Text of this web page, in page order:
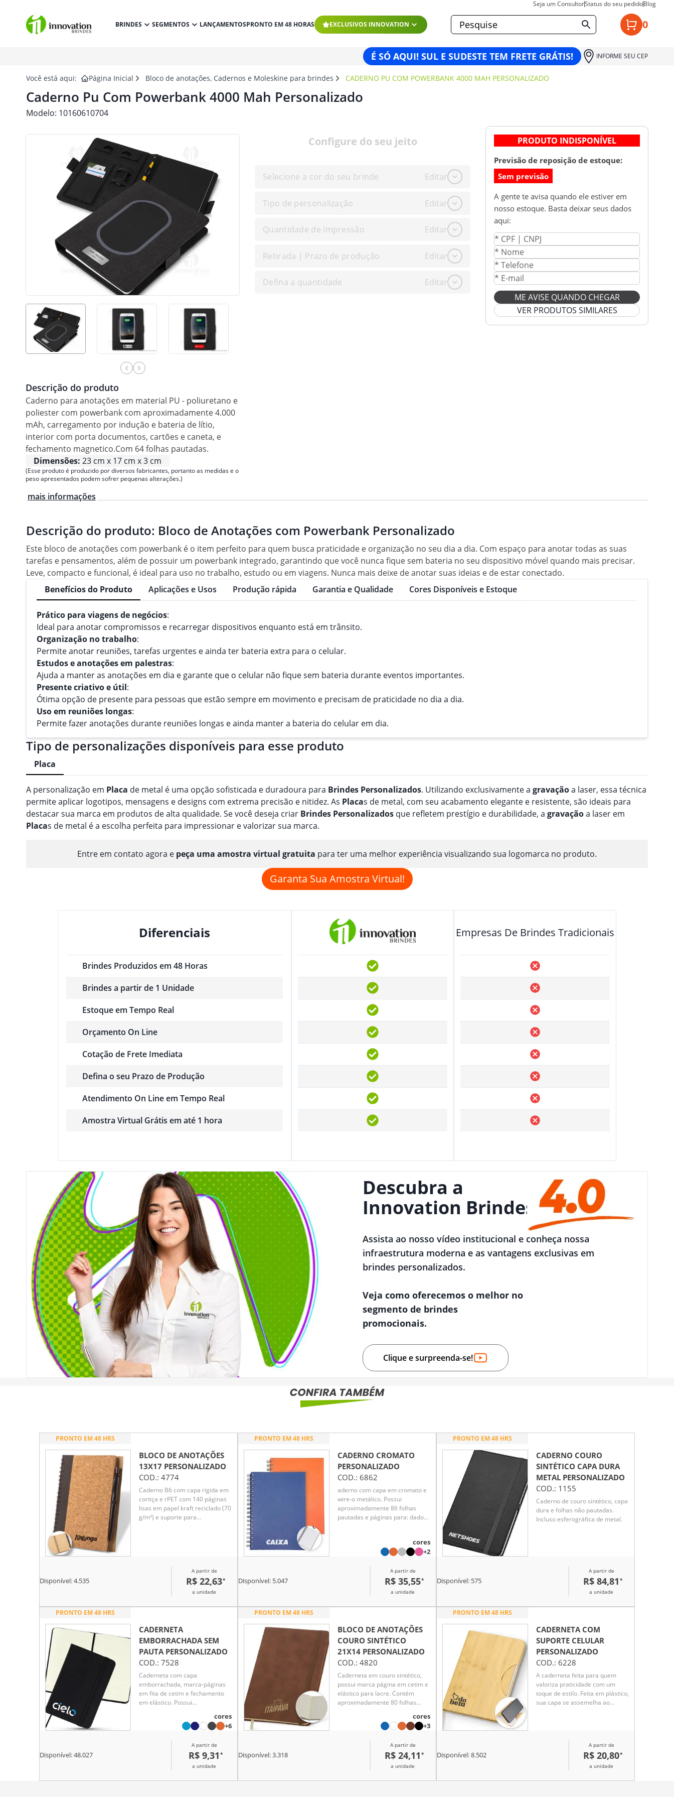
Seja um ConsultorStatus do seu pedidoBlog
BRINDES SEGMENTOS LANÇAMENTOSPRONTO EM 48 HORAS EXCLUSIVOS INNOVATION 0
É SÓ AQUI! SUL E SUDESTE TEM FRETE GRÁTIS! INFORME SEU CEP
Você está aqui: Página Inicial Bloco de anotações, Cadernos e Moleskine para brindes CADERNO PU COM POWERBANK 4000 MAH PERSONALIZADO
Caderno Pu Com Powerbank 4000 Mah Personalizado
Modelo: 10160610704
Descrição do produto
Caderno para anotações em material PU - poliuretano e
poliester com powerbank com aproximadamente 4.000
mAh, carregamento por indução e bateria de lítio,
interior com porta documentos, cartões e caneta, e
fechamento magnetico.Com 64 folhas pautadas.
Dimensões: 23 cm x 17 cm x 3 cm
(Esse produto é produzido por diversos fabricantes, portanto as medidas e o
peso apresentados podem sofrer pequenas alterações.)
Configure do seu jeito
Selecione a cor do seu brinde Editar
Tipo de personalização Editar
Quantidade de impressão Editar
Retirada | Prazo de produção Editar
Defina a quantidade Editar
PRODUTO INDISPONÍVEL
Previsão de reposição de estoque:
Sem previsão
A gente te avisa quando ele estiver em
nosso estoque. Basta deixar seus dados
aqui:
ME AVISE QUANDO CHEGAR
VER PRODUTOS SIMILARES
mais informações
Descrição do produto: Bloco de Anotações com Powerbank Personalizado
Este bloco de anotações com powerbank é o item perfeito para quem busca praticidade e organização no seu dia a dia. Com espaço para anotar todas as suas
tarefas e pensamentos, além de possuir um powerbank integrado, garantindo que você nunca fique sem bateria no seu dispositivo móvel quando mais precisar.
Leve, compacto e funcional, é ideal para uso no trabalho, estudo ou em viagens. Nunca mais deixe de anotar suas ideias e de estar conectado.
Benefícios do Produto
Aplicações e Usos Produção rápida Garantia e Qualidade Cores Disponíveis e Estoque
Prático para viagens de negócios:
Ideal para anotar compromissos e recarregar dispositivos enquanto está em trânsito.
Organização no trabalho:
Permite anotar reuniões, tarefas urgentes e ainda ter bateria extra para o celular.
Estudos e anotações em palestras:
Ajuda a manter as anotações em dia e garante que o celular não fique sem bateria durante eventos importantes.
Presente criativo e útil:
Ótima opção de presente para pessoas que estão sempre em movimento e precisam de praticidade no dia a dia.
Uso em reuniões longas:
Permite fazer anotações durante reuniões longas e ainda manter a bateria do celular em dia.
Tipo de personalizações disponíveis para esse produto
Placa
A personalização em Placa de metal é uma opção sofisticada e duradoura para Brindes Personalizados. Utilizando exclusivamente a gravaçãoa laser, essa técnica
permite aplicar logotipos, mensagens e designs com extrema precisão e nitidez. As Placas de metal, com seu acabamento elegante e resistente, são ideais para
destacar sua marca em produtos de alta qualidade. Se você deseja criar Brindes Personalizados que refletem prestígio e durabilidade, a gravaçãoa laser em
Placas de metal é a escolha perfeita para impressionar e valorizar sua marca.
Entre em contato agora e peça uma amostra virtual gratuita para ter uma melhor experiência visualizando sua logomarca no produto.
Garanta Sua Amostra Virtual!
Diferenciais
Brindes Produzidos em 48 Horas
Brindes a partir de 1 Unidade
Estoque em Tempo Real
Orçamento On Line
Cotação de Frete Imediata
Defina o seu Prazo de Produção
Atendimento On Line em Tempo Real
Amostra Virtual Grátis em até 1 hora
Empresas De Brindes Tradicionais
Descubra a
Innovation Brindes
Assista ao nosso vídeo institucional e conheça nossa
infraestrutura moderna e as vantagens exclusivas em
brindes personalizados.
Veja como oferecemos o melhor no
segmento de brindes
promocionais.
Clique e surpreenda-se!
PRONTO EM 48 HRS
BLOCO DE ANOTAÇÕES
13X17 PERSONALIZADO
COD.: 4774
Caderno B6 com capa rígida em
cortiça e rPET com 140 páginas
lisas em papel kraft reciclado (70
g/m²) e suporte para
|Esferográfica: ø10 x 141 mm
Disponível:4.535
A partir de
R$ 22,63*
a unidade
PRONTO EM 48 HRS
CADERNO CROMATO
PERSONALIZADO
COD.: 6862
aderno com capa em cromato e
wire-o metálico. Possui
aproximadamente 86 folhas
pautadas e páginas para: dados
cores
+2
Disponível: 5.047
A partir de
R$ 35,55*
a unidade
PRONTO EM 48 HRS
CADERNO COURO
SINTÉTICO CAPA DURA
METAL PERSONALIZADO
COD.: 1155
Caderno de couro sintético, capa
dura e folhas não pautadas.
Incluso esferográfica de metal.
Disponível: 575
A partir de
R$ 84,81 *
a unidade
PRONTO EM 48 HRS
CADERNETA
EMBORRACHADA SEM
PAUTA PERSONALIZADO
COD.: 7528
Caderneta com capa
emborrachada, marca-páginas
em fita de cetim e fechamento
em elástico. Possui
pardas não pautadas.
cores
+6
Disponível:48.027
A partir de
R$ 9,31 *
a unidade
PRONTO EM 48 HRS
BLOCO DE ANOTAÇÕES
COURO SINTÉTICO
21X14 PERSONALIZADO
COD.: 4820
Caderneta em couro sintético,
possui marca página em cetim e
elástico para lacre. Contém
aproximadamente 80 folhas
cores
+3
Disponível:3.318
A partir de
R$ 24,11 *
a unidade
PRONTO EM 48 HRS
CADERNETA COM
SUPORTE CELULAR
PERSONALIZADO
COD.: 6228
A caderneta feita para quem
valoriza praticidade com um
toque de estilo. Feita em plástico,
sua capa se assemelha ao
acesso às anotações, que
ganham vida em 80 páginas
brancas pautadas, prontas para
inspirações. O grande
Disponível:8.502
A partir de
R$ 20,80*
a unidade